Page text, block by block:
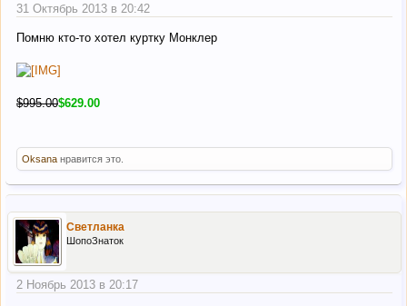
31 Октябрь 2013 в 20:42
Помню кто-то хотел куртку Монклер
$995.00$629.00
Oksana нравится это.
Светланка
ШопоЗнаток
2 Ноябрь 2013 в 20:17